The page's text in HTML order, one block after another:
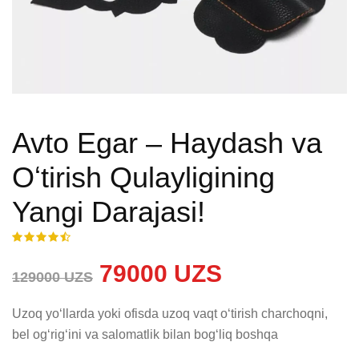
Avto Egar – Haydash va
Oʻtirish Qulayligining
Yangi Darajasi!
129000 UZS 79000 UZS
Uzoq yoʻllarda yoki ofisda uzoq vaqt oʻtirish charchoqni,
bel ogʻrigʻini va salomatlik bilan bogʻliq boshqa